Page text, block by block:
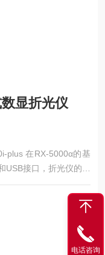
显折光仪
plus 在RX-5000α的基
接口，折光仪的新
地测量各种液体的折射
电话咨询